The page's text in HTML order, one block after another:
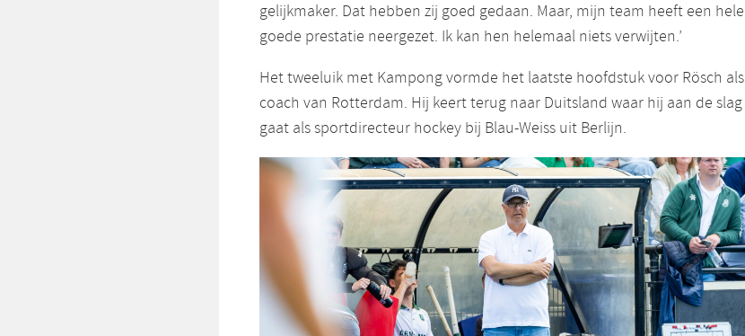
gelijkmaker. Dat hebben zij goed gedaan. Maar, mijn team heeft een hele
goede prestatie neergezet. Ik kan hen helemaal niets verwijten.’
Het tweeluik met Kampong vormde het laatste hoofdstuk voor Rösch als
coach van Rotterdam. Hij keert terug naar Duitsland waar hij aan de slag
gaat als sportdirecteur hockey bij Blau-Weiss uit Berlijn.